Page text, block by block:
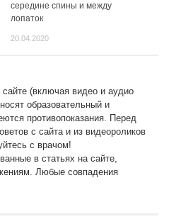
середине спины и между
лопаток
20.04.2020
(включая видео и аудио
образовательный и
противопоказания. Перед
с сайта и из видеороликов
с врачом!
в статьях на сайте,
Любые совпадения